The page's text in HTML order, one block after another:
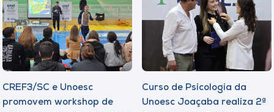
CREF3/SC e Unoesc
promovem workshop de
Curso de Psicologia da
Unoesc Joaçaba realiza 2ª